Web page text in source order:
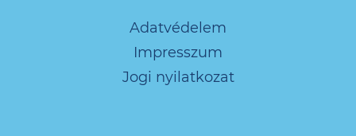
Adatvédelem
Impresszum
Jogi nyilatkozat